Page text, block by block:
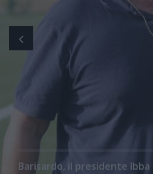
Barisardo, il presidente